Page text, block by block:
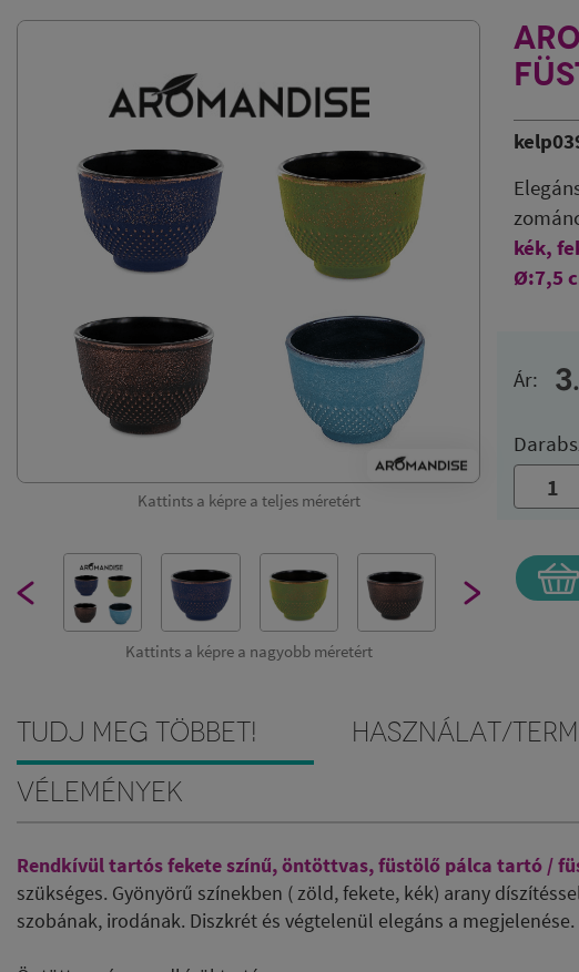
Kattints a képre a teljes méretért
Kattints a képre a nagyobb méretért
kék,
Ø:7,5
Ár:
Tudj meg többet!
Használat/
Vélemények
Rendkívül tartós fekete színű, öntöttvas, füstölő pálca tartó /
szükséges. Gyönyörű színekben ( zöld, fekete, kék) arany
szobának, irodának. Diszkrét és végtelenül elegáns a megjelenése.